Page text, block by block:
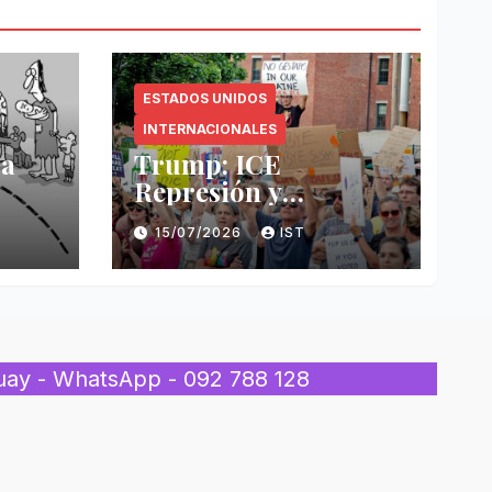
ESTADOS UNIDOS
INTERNACIONALES
Trump: ICE
Represión y
asesinato de
Inmigrantes
15/07/2026 IST
- WhatsApp - 092 788 128